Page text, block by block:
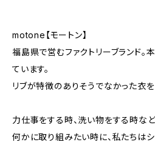
motone【モートン】
福島県で営むファクトリーブランド。
ています。
リブが特徴のありそうでなかった衣を
力仕事をする時、洗い物をする時な
何かに取り組みたい時に、私たちは